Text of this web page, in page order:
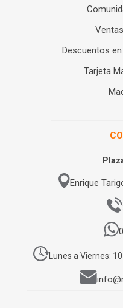
Descuentos
Tarjeta
Enrique
Lunes a Viernes: